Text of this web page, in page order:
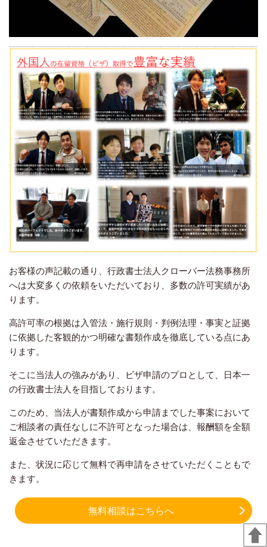
お客様の声記載の通り、行政書士法人クローバー法務事務所
へは大変多くの依頼をいただいており、多数の許可実績があ
ります。
高許可率の根拠は入管法・施行規則・判例法理・事実と証拠
に依拠した客観的かつ明確な書類作成を徹底している点にあ
ります。
そこに当法人の強みがあり、ビザ申請のプロとして、日本一
の行政書士法人を目指しております。
このため、当法人が書類作成から申請までした事案において
ご相談者の責任なしに不許可となった場合は、報酬額を全額
返金させていただきます。
また、状況に応じて無料で再申請をさせていただくこともで
きます。
無料相談はこちらへ